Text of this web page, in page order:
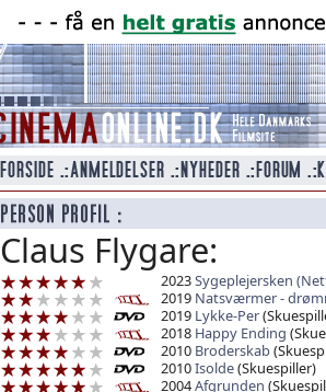
Claus Flygare:
2023Sygeplejersken
2019 Natsværmer -
2019 Lykke-Per
2018 Happy Ending
2010 Broderskab
2010Isolde(Skuespiller)
2004Afgrunden